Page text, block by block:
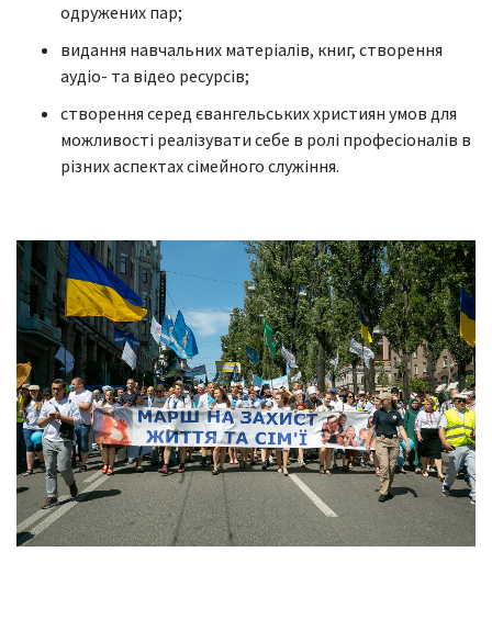
одружених пар;
видання навчальних матеріалів, книг, створення
аудіо- та відео ресурсів;
створення серед євангельських християн умов для
можливості реалізувати себе в ролі професіоналів в
різних аспектах сімейного служіння.